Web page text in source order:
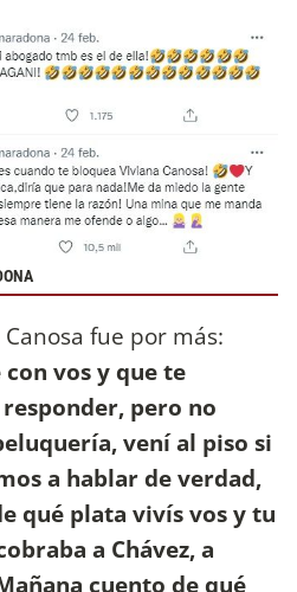
fue por más:
vos y que te
pero no
vení al piso si
a hablar de verdad,
qué plata vivís vos y tu
a Chávez, a
cuento de qué